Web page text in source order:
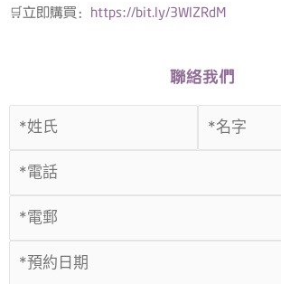
🛒立即購買： https://bit.ly/3WlZRdM
聯絡我們